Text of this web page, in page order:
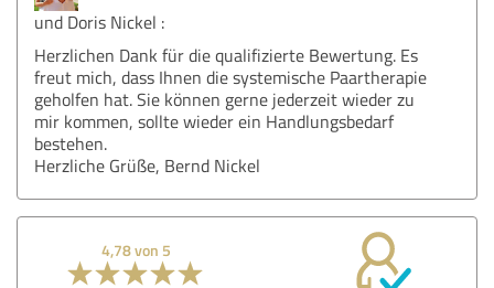
und Doris Nickel :
Herzlichen Dank für die qualifizierte Bewertung. Es
freut mich, dass Ihnen die systemische Paartherapie
geholfen hat. Sie können gerne jederzeit wieder zu
mir kommen, sollte wieder ein Handlungsbedarf
bestehen.
Herzliche Grüße, Bernd Nickel
4,78 von 5